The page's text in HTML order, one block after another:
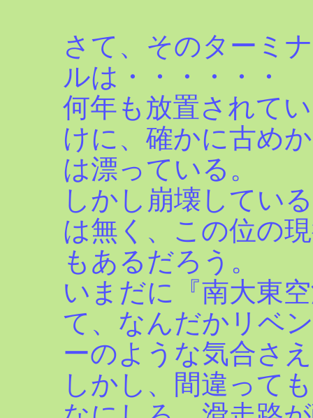
さて、そのターミ
ルは・・・・・・
何年も放置されて
けに、確かに古め
は漂っている。
しかし崩壊してい
は無く、この位の
もあるだろう。
いまだに『南大東
て、なんだかリベ
ーのような気合さ
しかし、間違って